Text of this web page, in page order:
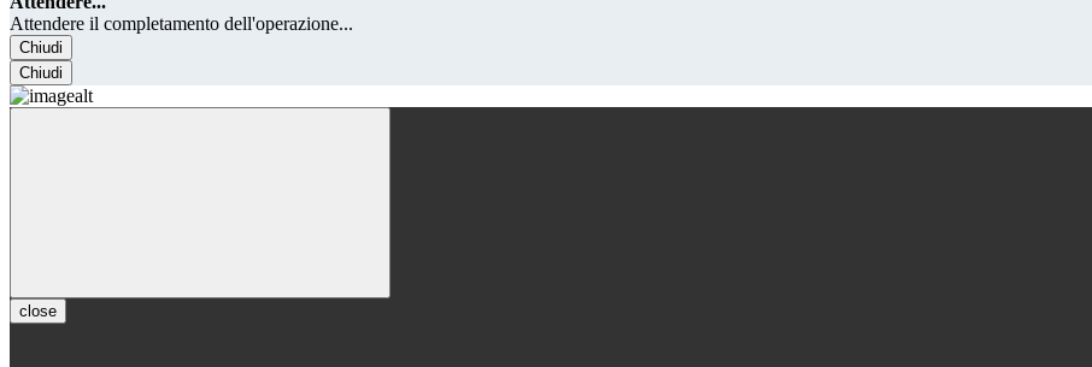
Attendere il completamento dell'operazione...
Chiudi
Chiudi
close